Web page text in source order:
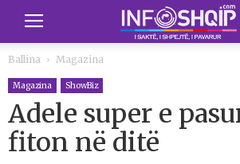
Ballina Magazina
Magazina ShowBiz
Adele super e
fiton në ditë